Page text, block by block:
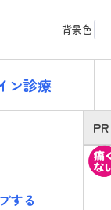
背景色
ン診療
する
PR